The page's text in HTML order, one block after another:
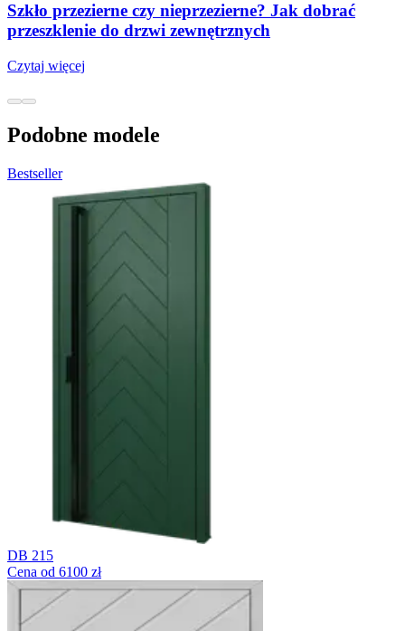
Szkło przezierne czy nieprzezierne? Jak dobrać
przeszklenie do drzwi zewnętrznych
Czytaj więcej
Podobne modele
Bestseller
DB 215
Cena od 6100 zł